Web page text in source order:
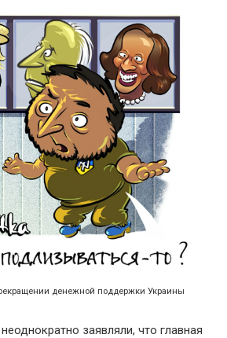
денежной поддержки Украины
заявляли, что главная